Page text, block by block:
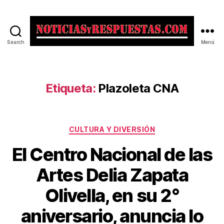
Search Menú
Etiqueta: Plazoleta CNA
Categorías
CULTURA Y DIVERSIÓN
El Centro Nacional de las
Artes Delia Zapata
Olivella, en su 2°
aniversario, anuncia lo